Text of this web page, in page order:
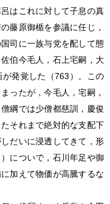
はこれに対して子息の真
藤原御楯を参議に任じ，
司に一族与党を配して態
伯今毛人，石上宅嗣，大
発覚した（763）。この
ったが，今毛人，宅嗣，
綱では少僧都慈訓，慶俊
それまで絶対的な支配下
だいに浸透してきて，形
についで，石川年足や御
加えて物価が高騰するな